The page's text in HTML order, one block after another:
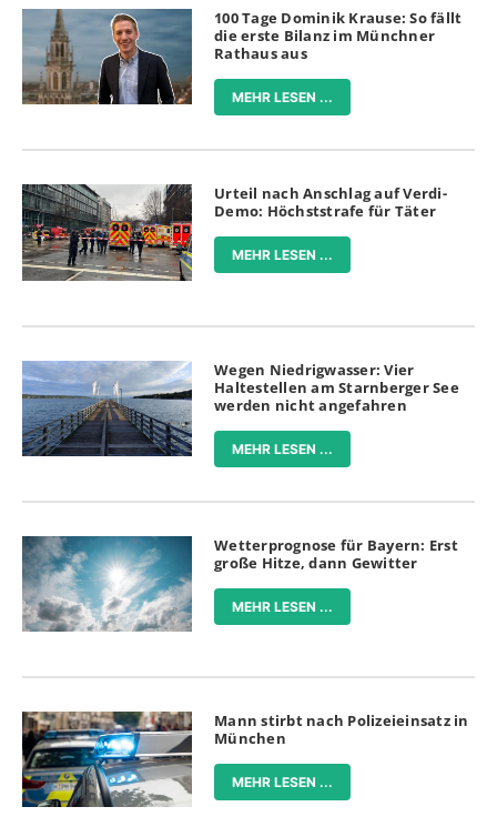
100 Tage Dominik Krause: So fällt
die erste Bilanz im Münchner
Rathaus aus
MEHR LESEN ...
Urteil nach Anschlag auf Verdi-
Demo: Höchststrafe für Täter
MEHR LESEN ...
Wegen Niedrigwasser: Vier
Haltestellen am Starnberger See
werden nicht angefahren
MEHR LESEN ...
Wetterprognose für Bayern: Erst
große Hitze, dann Gewitter
MEHR LESEN ...
Mann stirbt nach Polizeieinsatz in
München
MEHR LESEN ...